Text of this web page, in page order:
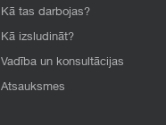
Kā tas darbojas?
Kā izsludināt?
Vadība un konsultācijas
Atsauksmes